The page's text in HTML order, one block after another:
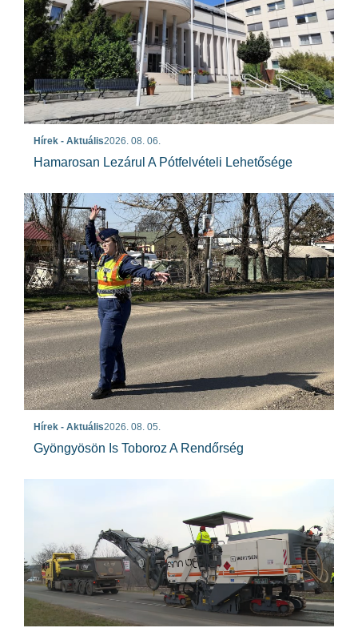
Hírek - Aktuális2026. 08. 06.
Hamarosan Lezárul A Pótfelvételi Lehetősége
Hírek - Aktuális2026. 08. 05.
Gyöngyösön Is Toboroz A Rendőrség